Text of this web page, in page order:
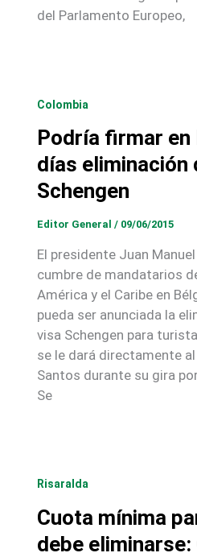
del Parlamento Europeo,
Colombia
Podría firmar
días eliminación
Schengen
Editor General / 09/06/2015
El presidente Juan
cumbre de mandatarios
América y el Caribe en
pueda ser anunciada la
visa Schengen para
se le dará directamente
Santos durante su gira
Se
Risaralda
Cuota mínima
debe